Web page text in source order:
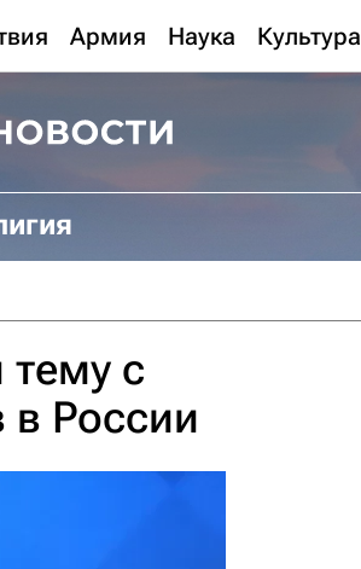
Армия Наука Культура
с
в России